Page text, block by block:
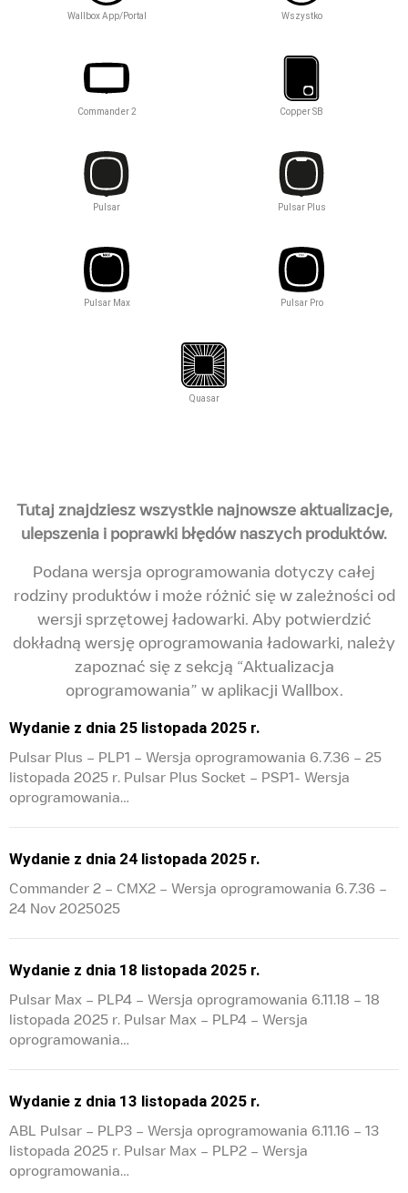
Wallbox App/Portal Wszystko
Commander 2 Copper SB
Pulsar Pulsar Plus
Pulsar Max Pulsar Pro
Quasar
Tutaj znajdziesz wszystkie najnowsze aktualizacje,
ulepszenia i poprawki błędów naszych produktów.
Podana wersja oprogramowania dotyczy całej
rodziny produktów i może różnić się w zależności od
wersji sprzętowej ładowarki. Aby potwierdzić
dokładną wersję oprogramowania ładowarki, należy
zapoznać się z sekcją “Aktualizacja
oprogramowania” w aplikacji Wallbox.
Wydanie z dnia 25 listopada 2025 r.
Pulsar Plus – PLP1 – Wersja oprogramowania 6.7.36 – 25
listopada 2025 r. Pulsar Plus Socket – PSP1- Wersja
oprogramowania…
Wydanie z dnia 24 listopada 2025 r.
Commander 2 – CMX2 – Wersja oprogramowania 6.7.36 –
24 Nov 2025025
Wydanie z dnia 18 listopada 2025 r.
Pulsar Max – PLP4 – Wersja oprogramowania 6.11.18 – 18
listopada 2025 r. Pulsar Max – PLP4 – Wersja
oprogramowania…
Wydanie z dnia 13 listopada 2025 r.
ABL Pulsar – PLP3 – Wersja oprogramowania 6.11.16 – 13
listopada 2025 r. Pulsar Max – PLP2 – Wersja
oprogramowania…